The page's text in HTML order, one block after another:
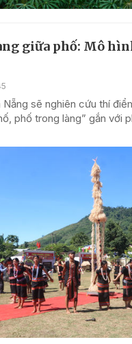
giữa phố: Mô
sẽ nghiên cứu thí
phố trong làng” gắn với